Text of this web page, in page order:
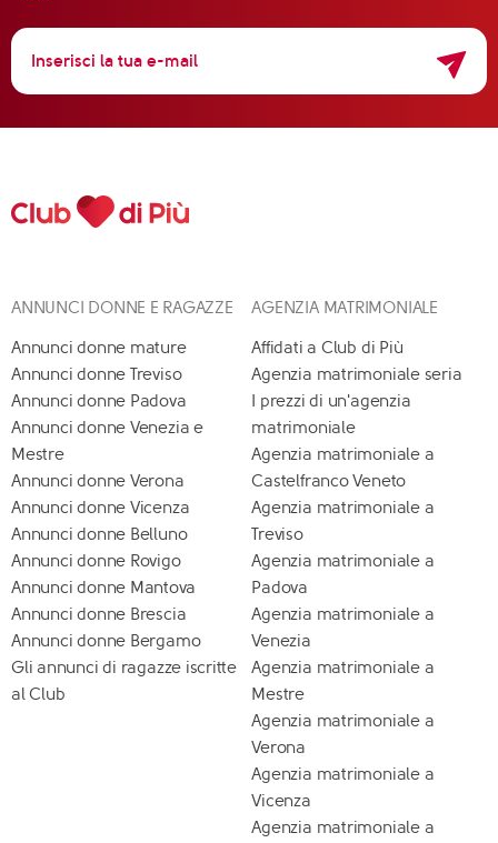
ANNUNCI DONNE E RAGAZZE
Annunci donne mature
Annunci donne Treviso
Annunci donne Padova
Annunci donne Venezia e
Mestre
Annunci donne Verona
Annunci donne Vicenza
Annunci donne Belluno
Annunci donne Rovigo
Annunci donne Mantova
Annunci donne Brescia
Annunci donne Bergamo
Gli annunci di ragazze iscritte
al Club
AGENZIA MATRIMONIALE
Affidati a Club di Più
Agenzia matrimoniale seria
I prezzi di un'agenzia
matrimoniale
Agenzia matrimoniale a
Castelfranco Veneto
Agenzia matrimoniale a
Treviso
Agenzia matrimoniale a
Padova
Agenzia matrimoniale a
Venezia
Agenzia matrimoniale a
Mestre
Agenzia matrimoniale a
Verona
Agenzia matrimoniale a
Vicenza
Agenzia matrimoniale a